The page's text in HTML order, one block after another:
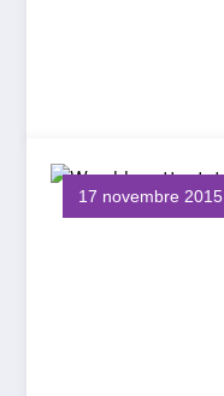
17 novembre 2015